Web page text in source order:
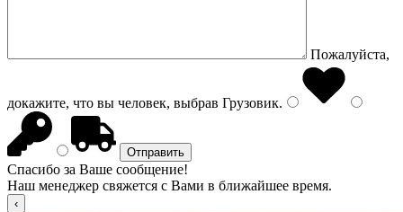
Пожалуйста,
докажите, что вы человек, выбрав Грузовик.
Спасибо за Ваше сообщение!
Наш менеджер свяжется с Вами в ближайшее время.